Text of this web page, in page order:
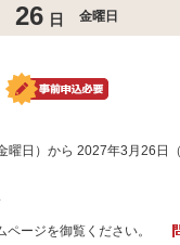
26 日 金曜日
曜日）から 2027年3月26日
ージを御覧ください。